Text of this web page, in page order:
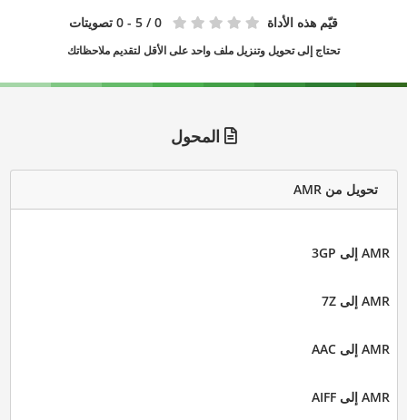
قيّم هذه الأداة 0 / 5 - 0 تصويتات
تحتاج إلى تحويل وتنزيل ملف واحد على الأقل لتقديم ملاحظاتك
المحول
تحويل من AMR
AMR إلى 3GP
AMR إلى 7Z
AMR إلى AAC
AMR إلى AIFF